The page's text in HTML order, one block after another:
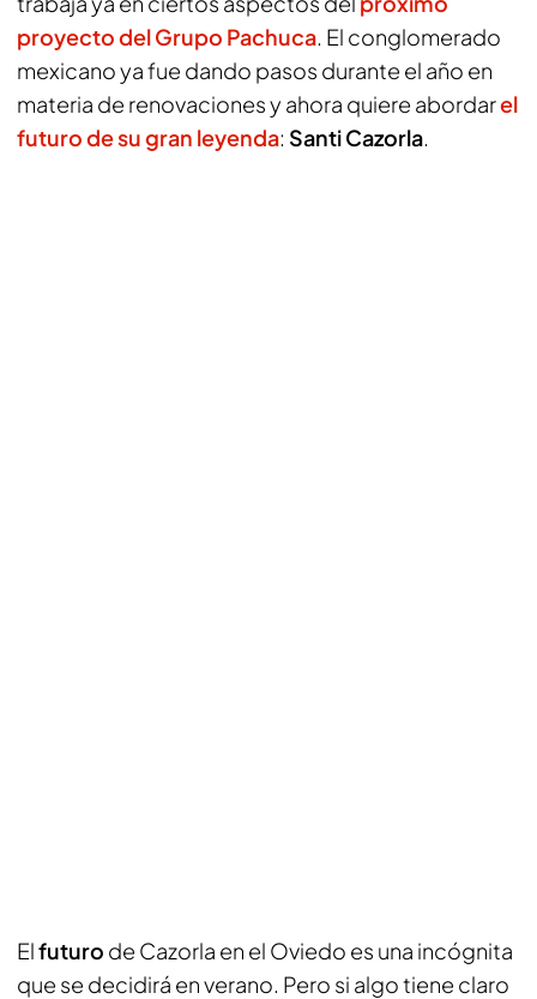
proyecto del Grupo Pachuca. El conglomerado
mexicano ya fue dando pasos durante el año en
materia de renovaciones y ahora quiere abordarel
futuro de su gran leyenda: Santi Cazorla.
Elfuturo de Cazorla en el Oviedo es una incógnita
que se decidirá en verano. Pero si algo tiene claro